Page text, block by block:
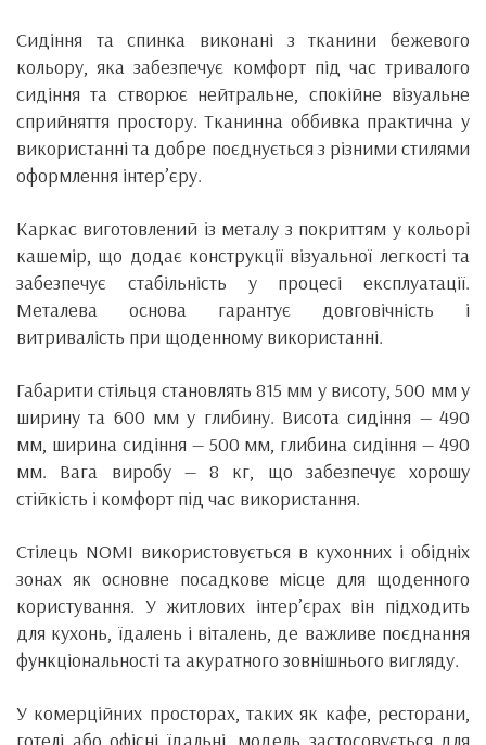
Сидіння та спинка виконані з тканини бежевого
кольору, яка забезпечує комфорт під час тривалого
сидіння та створює нейтральне, спокійне візуальне
сприйняття простору. Тканинна оббивка практична у
використанні та добре поєднується з різними стилями
оформлення інтер’єру.
Каркас виготовлений із металу з покриттям у кольорі
кашемір, що додає конструкції візуальної легкості та
забезпечує стабільність у процесі експлуатації.
Металева основа гарантує довговічність і
витривалість при щоденному використанні.
Габарити стільця становлять 815 мм у висоту, 500 мм у
ширину та 600 мм у глибину. Висота сидіння — 490
мм, ширина сидіння — 500 мм, глибина сидіння — 490
мм. Вага виробу — 8 кг, що забезпечує хорошу
стійкість і комфорт під час використання.
Cтілець NOMI використовується в кухонних і обідніх
зонах як основне посадкове місце для щоденного
користування. У житлових інтер’єрах він підходить
для кухонь, їдалень і віталень, де важливе поєднання
функціональності та акуратного зовнішнього вигляду.
У комерційних просторах, таких як кафе, ресторани,
готелі або офісні їдальні, модель застосовується для